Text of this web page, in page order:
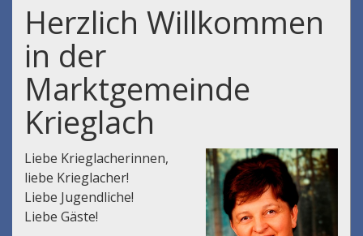
Herzlich Willkommen
in der
Marktgemeinde
Krieglach
Liebe Krieglacherinnen,
liebe Krieglacher!
Liebe Jugendliche!
Liebe Gäste!